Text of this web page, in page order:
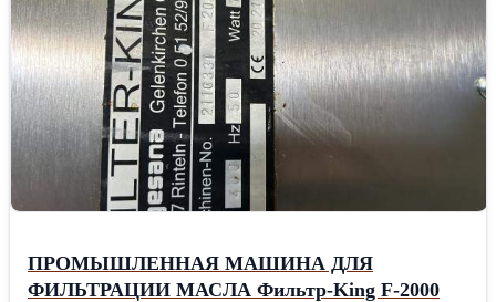
ПРОМЫШЛЕННАЯ МАШИНА ДЛЯ
ФИЛЬТРАЦИИ МАСЛА Фильтр-King F-2000